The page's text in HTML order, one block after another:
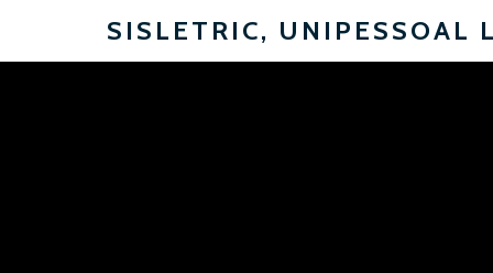
SISLETRIC, UNIPESSOAL